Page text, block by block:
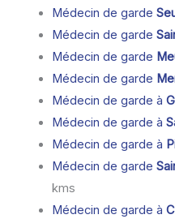
Médecin de garde
Médecin de garde
Médecin de garde
Médecin de garde
Médecin de garde à
Médecin de garde à
Médecin de garde à
Médecin de garde
kms
Médecin de garde à